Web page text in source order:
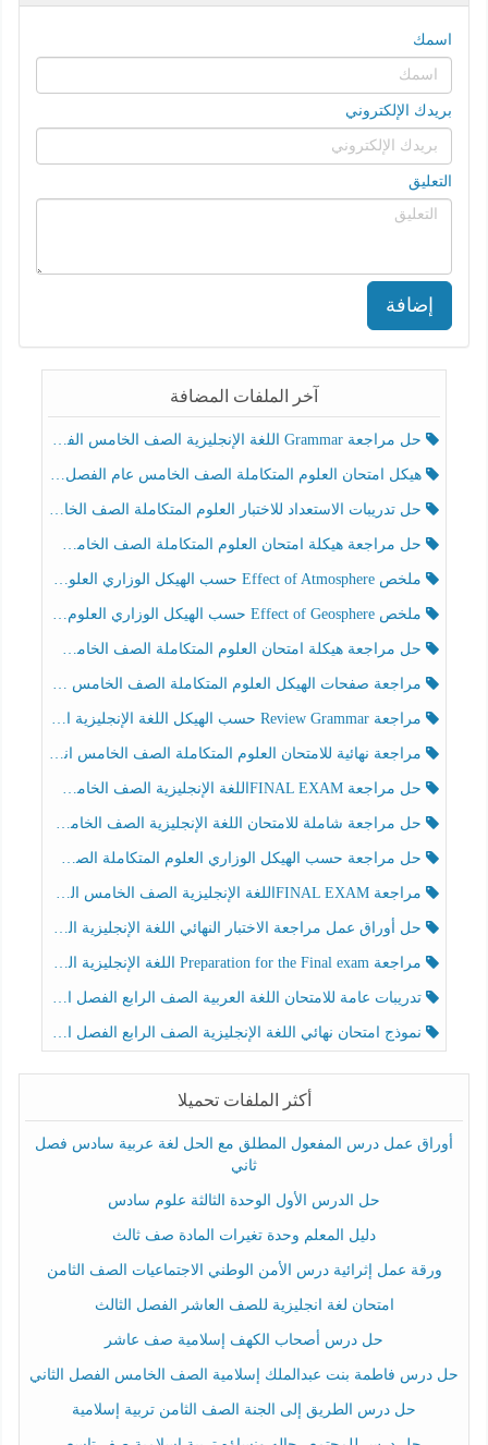
اسمك
بريدك الإلكتروني
التعليق
إضافة
آخر الملفات المضافة
حل مراجعة Grammar اللغة الإنجليزية الصف الخامس الفصل الثالث
هيكل امتحان العلوم المتكاملة الصف الخامس عام الفصل الدراسي الثالث 2025-2026
حل تدريبات الاستعداد للاختبار العلوم المتكاملة الصف الخامس عام الفصل الثالث
حل مراجعة هيكلة امتحان العلوم المتكاملة الصف الخامس انسبير الفصل الثالث
ملخص Effect of Atmosphere حسب الهيكل الوزاري العلوم المتكاملة الصف الخامس انسبير الفصل الثالث
ملخص Effect of Geosphere حسب الهيكل الوزاري العلوم المتكاملة الصف الخامس انسبير الفصل الثالث
حل مراجعة هيكلة امتحان العلوم المتكاملة الصف الخامس عام الفصل الثالث
مراجعة صفحات الهيكل العلوم المتكاملة الصف الخامس انسبير الفصل الثالث
مراجعة Review Grammar حسب الهيكل اللغة الإنجليزية الصف الخامس الفصل الثالث
مراجعة نهائية للامتحان العلوم المتكاملة الصف الخامس انسبير الفصل الثالث
حل مراجعة FINAL EXAMاللغة الإنجليزية الصف الخامس الفصل الثالث
حل مراجعة شاملة للامتحان اللغة الإنجليزية الصف الخامس الفصل الثالث
حل مراجعة حسب الهيكل الوزاري العلوم المتكاملة الصف الخامس عام الفصل الثالث
مراجعة FINAL EXAMاللغة الإنجليزية الصف الخامس الفصل الثالث
حل أوراق عمل مراجعة الاختبار النهائي اللغة الإنجليزية الصف الرابع الفصل الثالث
مراجعة Preparation for the Final exam اللغة الإنجليزية الصف الرابع الفصل الثالث
تدريبات عامة للامتحان اللغة العربية الصف الرابع الفصل الثالث
نموذج امتحان نهائي اللغة الإنجليزية الصف الرابع الفصل الثالث
أكثر الملفات تحميلا
أوراق عمل درس المفعول المطلق مع الحل لغة عربية سادس فصل
ثاني
حل الدرس الأول الوحدة الثالثة علوم سادس
دليل المعلم وحدة تغيرات المادة صف ثالث
ورقة عمل إثرائية درس الأمن الوطني الاجتماعيات الصف الثامن
امتحان لغة انجليزية للصف العاشر الفصل الثالث
حل درس أصحاب الكهف إسلامية صف عاشر
حل درس فاطمة بنت عبدالملك إسلامية الصف الخامس الفصل الثاني
حل درس الطريق إلى الجنة الصف الثامن تربية إسلامية